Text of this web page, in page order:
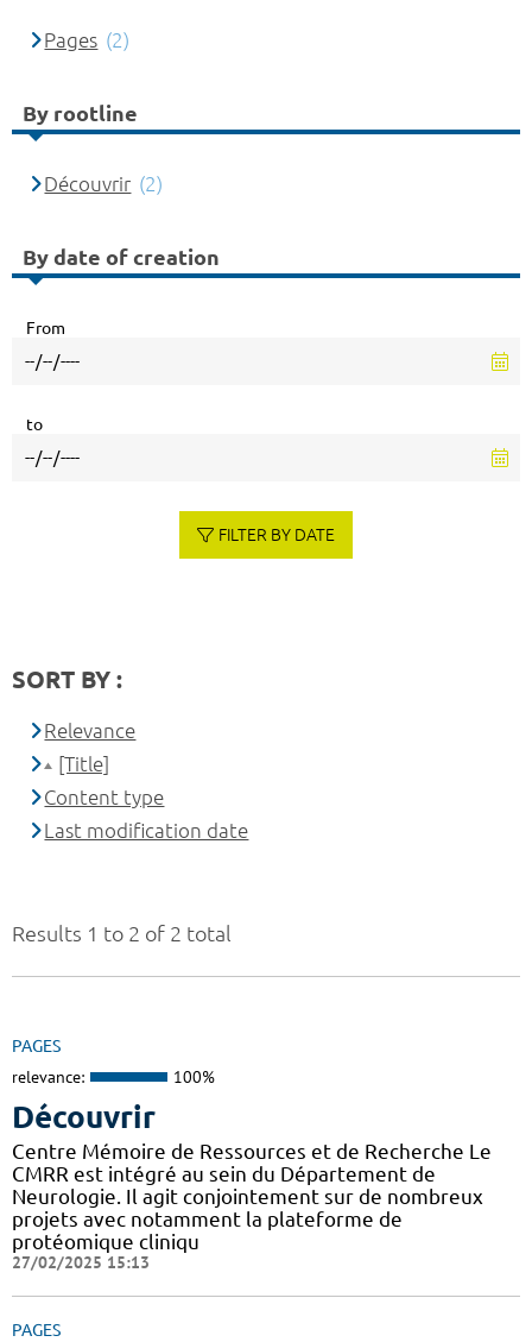
Results 1 to 2 of 2 total
PAGES
relevance: 100%
Découvrir
Centre Mémoire de Ressources et de Recherche Le
CMRR est intégré au sein du Département de
Neurologie. Il agit conjointement sur de nombreux
projets avec notamment la plateforme de
protéomique cliniqu
27/02/2025 15:13
PAGES
Pages (2)
By rootline
Découvrir (2)
By date of creation
From
to
FILTER BY DATE
SORT BY :
Relevance
[Title]
Content type
Last modification date